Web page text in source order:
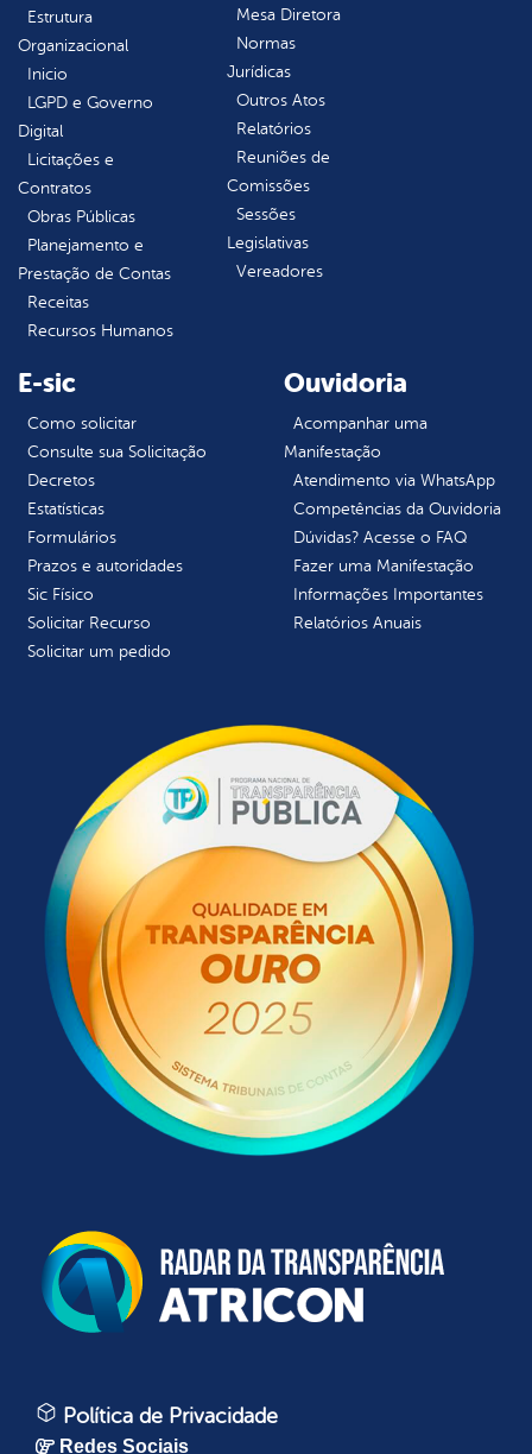
Estrutura
Organizacional
Inicio
LGPD e Governo
Digital
Licitações e
Contratos
Obras Públicas
Planejamento e
Prestação de Contas
Receitas
Recursos Humanos
Mesa Diretora
Normas
Jurídicas
Outros Atos
Relatórios
Reuniões de
Comissões
Sessões
Legislativas
Vereadores
E-sic
Como solicitar
Consulte sua Solicitação
Decretos
Estatísticas
Formulários
Prazos e autoridades
Sic Físico
Solicitar Recurso
Solicitar um pedido
Ouvidoria
Acompanhar uma
Manifestação
Atendimento via WhatsApp
Competências da Ouvidoria
Dúvidas? Acesse o FAQ
Fazer uma Manifestação
Informações Importantes
Relatórios Anuais
Política de Privacidade
Redes Sociais